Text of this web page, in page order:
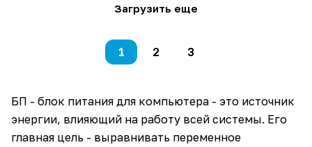
Загрузить еще
1 2 3
БП - блок питания для компьютера - это источник
энергии, влияющий на работу всей системы. Его
главная цель - выравнивать переменное